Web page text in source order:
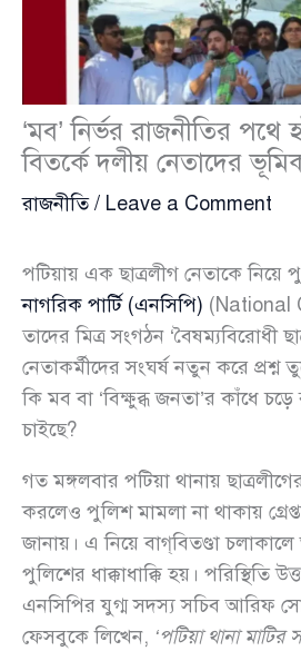
‘মব’ নির্ভর রাজনীতির পথে
বিতর্কে দলীয় নেতাদের
রাজনীতি/ Leave a Comment
পটিয়ায় এক ছাত্রলীগ নেতাকে নিয়ে
নাগরিক পার্টি (এনসিপি) (National
তাদের মিত্র সংগঠন ‘বৈষম্যবিরোধী
নেতাকর্মীদের সংঘর্ষ নতুন করে প্রশ্ন
কি মব বা ‘বিক্ষুব্ধ জনতা’র কাঁধে
চাইছে?
গত মঙ্গলবার পটিয়া থানায়
করলেও পুলিশ মামলা না থাকায়
জানায়। এ নিয়ে বাগ্‌বিতণ্ডা
পুলিশের ধাক্কাধাক্কি হয়। পরিস্থিতি
এনসিপির যুগ্ম সদস্য সচিব আরিফ
ফেসবুকে লিখেন, ‘পটিয়া থানা মাটির